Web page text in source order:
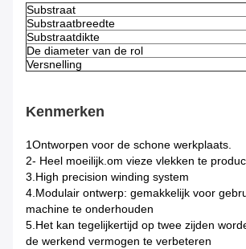
Substraat
Substraatbreedte
Substraatdikte
De diameter van de rol
Versnelling
Kenmerken
1Ontworpen voor de schone werkplaats.
2- Heel moeilijk. om vieze vlekken te
3. High precision winding system
4. Modulair ontwerp: gemakkelijk voor
machine te onderhouden
5. Het kan tegelijkertijd op twee zijden
de werkend vermogen te verbeteren